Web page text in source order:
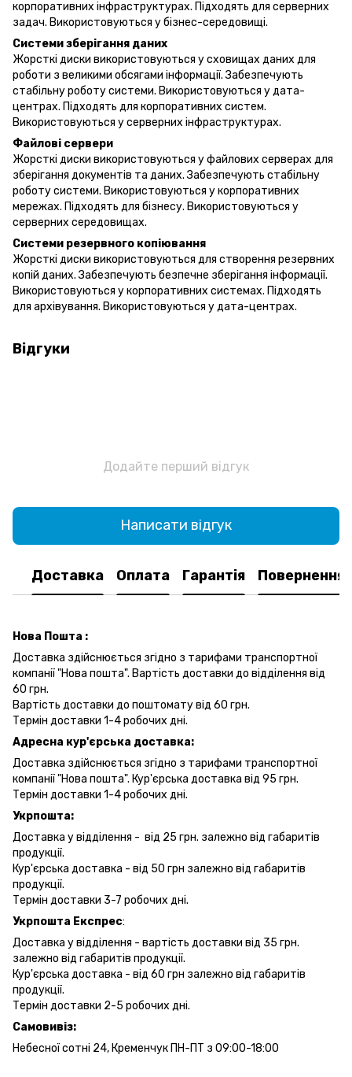
корпоративних інфраструктурах. Підходять для серверних
задач. Використовуються у бізнес-середовищі.
Системи зберігання даних
Жорсткі диски використовуються у сховищах даних для
роботи з великими обсягами інформації. Забезпечують
стабільну роботу системи. Використовуються у дата-
центрах. Підходять для корпоративних систем.
Використовуються у серверних інфраструктурах.
Файлові сервери
Жорсткі диски використовуються у файлових серверах для
зберігання документів та даних. Забезпечують стабільну
роботу системи. Використовуються у корпоративних
мережах. Підходять для бізнесу. Використовуються у
серверних середовищах.
Системи резервного копіювання
Жорсткі диски використовуються для створення резервних
копій даних. Забезпечують безпечне зберігання інформації.
Використовуються у корпоративних системах. Підходять
для архівування. Використовуються у дата-центрах.
Відгуки
Додайте перший відгук
Написати відгук
Доставка Оплата Гарантія Повернення
Нова Пошта :
Доставка здійснюється згідно з тарифами транспортної
компанії "Нова пошта". Вартість доставки до відділення від
60 грн.
Вартість доставки до поштомату від 60 грн.
Термін доставки 1-4 робочих дні.
Адресна кур'єрська доставка:
Доставка здійснюється згідно з тарифами транспортної
компанії "Нова пошта". Кур'єрська доставка від 95 грн.
Термін доставки 1-4 робочих дні.
Укрпошта:
Доставка у відділення - від 25 грн. залежно від габаритів
продукції.
Кур'єрська доставка - від 50 грн залежно від габаритів
продукції.
Термін доставки 3-7 робочих дні.
Укрпошта Експрес:
Доставка у відділення - вартість доставки від 35 грн.
залежно від габаритів продукції.
Кур'єрська доставка - від 60 грн залежно від габаритів
продукції.
Термін доставки 2-5 робочих дні.
Самовивіз:
Небесної сотні 24, Кременчук ПН-ПТ з 09:00-18:00